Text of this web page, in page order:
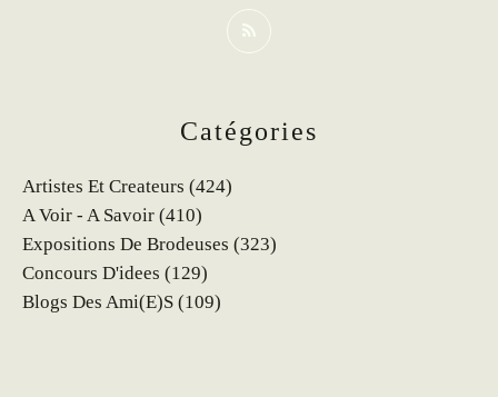
Catégories
Artistes Et Createurs (424)
A Voir - A Savoir (410)
Expositions De Brodeuses (323)
Concours D'idees (129)
Blogs Des Ami(e)s (109)